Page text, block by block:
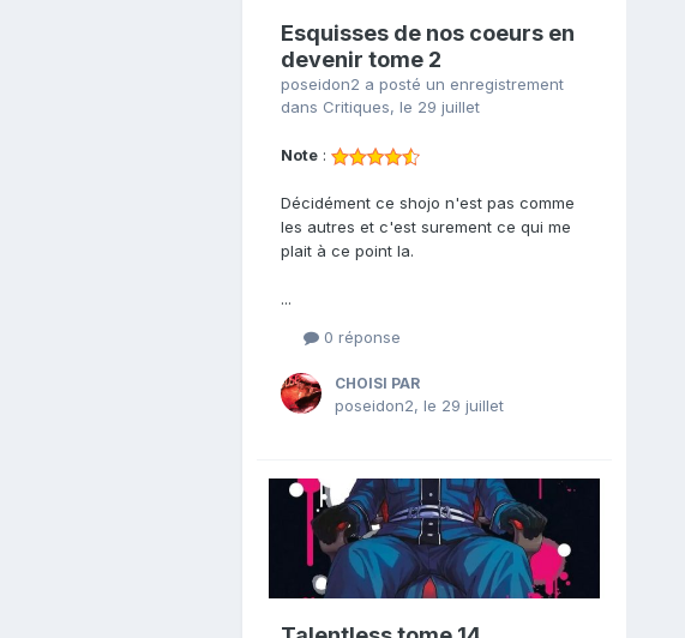
Esquisses de nos coeurs en
devenir tome 2
poseidon2 a posté un enregistrement
dans Critiques, le 29 juillet
Note:
Décidément ce shojo n'est pas comme
les autres et c'est surement ce qui me
plait à ce point la.
...
0 réponse
CHOISI PAR
poseidon2, le 29 juillet